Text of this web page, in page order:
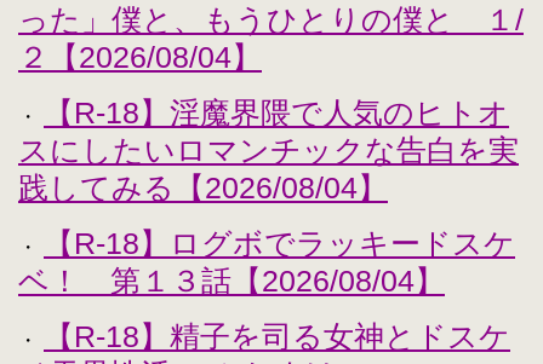
った」僕と、もうひとりの僕と １/
２【2026/08/04】
・
【R-18】淫魔界隈で人気のヒトオ
スにしたいロマンチックな告白を実
践してみる【2026/08/04】
・
【R-18】ログボでラッキードスケ
ベ！ 第１３話【2026/08/04】
・
【R-18】精子を司る女神とドスケ